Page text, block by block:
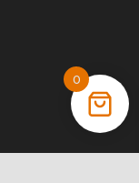
0